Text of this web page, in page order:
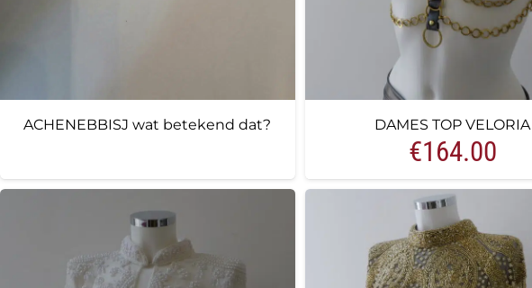
ACHENEBBISJ wat betekend dat? DAMES TOP VELORIA
€164.00